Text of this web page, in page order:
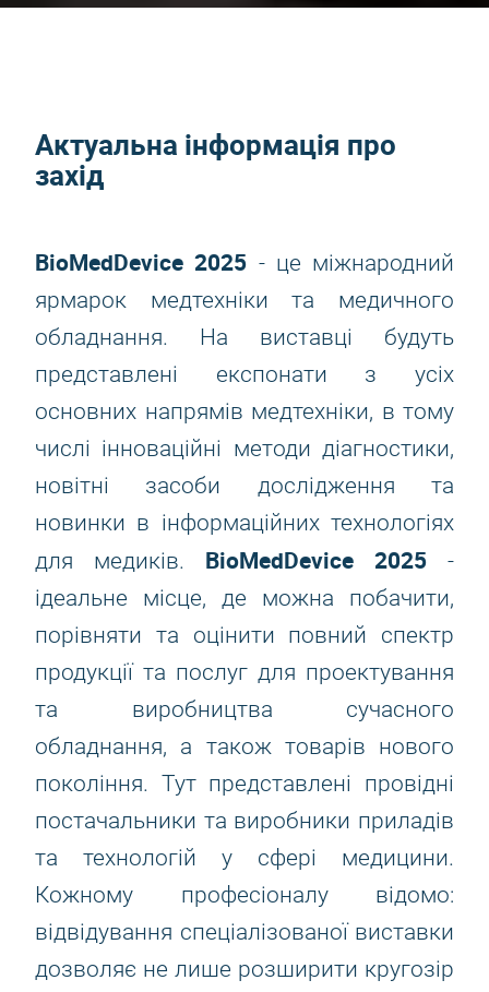
Актуальна інформація про
захід
BioMedDevice 2025 - це міжнародний
ярмарок медтехніки та медичного
обладнання. На виставці будуть
представлені експонати з усіх
основних напрямів медтехніки, в тому
числі інноваційні методи діагностики,
новітні засоби дослідження та
новинки в інформаційних технологіях
для медиків. BioMedDevice 2025 -
ідеальне місце, де можна побачити,
порівняти та оцінити повний спектр
продукції та послуг для проектування
та виробництва сучасного
обладнання, а також товарів нового
покоління. Тут представлені провідні
постачальники та виробники приладів
та технологій у сфері медицини.
Кожному професіоналу відомо:
відвідування спеціалізованої виставки
дозволяє не лише розширити кругозір